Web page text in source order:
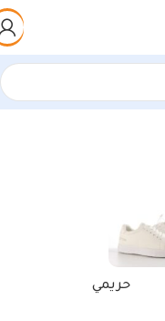
رصاصي * ابيض”
حريمي